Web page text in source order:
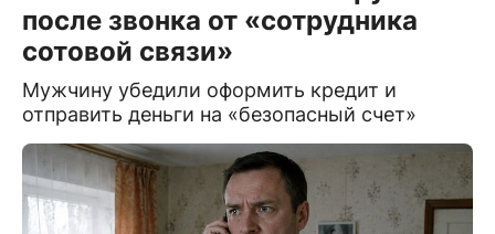
после звонка от «сотрудника
сотовой связи»
Мужчину убедили оформить кредит и
отправить деньги на «безопасный счет»